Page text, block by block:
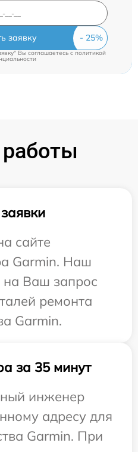
заявку
Вы соглашаетесь cполитикой
сайте
Garmin. Наш
на Ваш запрос
ремонта
Garmin.
за 35 минут
инженер
адресу для
Garmin. При